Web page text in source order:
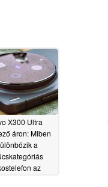
X300 Ultra
áron: Miben
a
az